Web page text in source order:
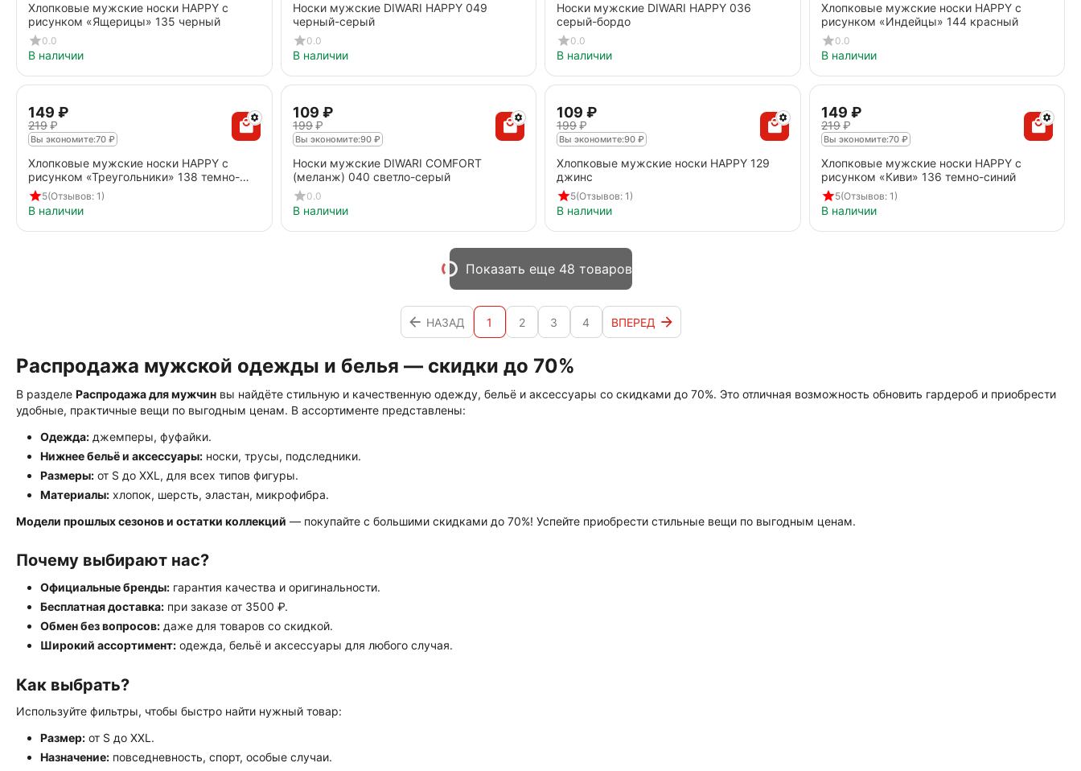
Хлопковые мужские носки HAPPY с
рисунком «Ящерицы» 135 черный
0.0
В наличии
Носки мужские DIWARI HAPPY 049
черный-серый
0.0
В наличии
Носки мужские DIWARI HAPPY 036
серый-бордо
0.0
В наличии
Хлопковые мужские носки HAPPY с
рисунком «Индейцы» 144 красный
0.0
В наличии
‍149‍ ₽
‍219‍₽
Вы экономите:70 ₽
Хлопковые мужские носки HAPPY с
рисунком «Треугольники» 138 темно-
синий
5(Отзывов: 1)
В наличии
‍109‍ ₽
‍199‍ ₽
Вы экономите:90₽
Носки мужские DIWARI COMFORT
(меланж) 040 светло-серый
0.0
В наличии
‍109‍ ₽
‍199‍₽
Вы экономите:90 ₽
Хлопковые мужские носки HAPPY 129
джинс
5(Отзывов: 1)
В наличии
‍149‍ ₽
‍219‍ ₽
Вы экономите:70₽
Хлопковые мужские носки HAPPY с
рисунком «Киви» 136 темно-синий
5(Отзывов: 1)
В наличии
Показать еще 48 товаров
НАЗАД 1 2 3 4 ВПЕРЕД
Распродажа мужской одежды и белья — скидки до 70%
В разделе Распродажа для мужчин вы найдёте стильную и качественную одежду, бельё и аксессуары со скидками до 70%. Это отличная возможность обновить гардероб и приобрести
удобные, практичные вещи по выгодным ценам. В ассортименте представлены:
Одежда: джемперы, фуфайки.
Нижнее бельё и аксессуары: носки, трусы, подследники.
Размеры: от S до XXL, для всех типов фигуры.
Материалы: хлопок, шерсть, эластан, микрофибра.
Модели прошлых сезонов и остатки коллекций — покупайте с большими скидками до 70%! Успейте приобрести стильные вещи по выгодным ценам.
Почему выбирают нас?
Официальные бренды: гарантия качества и оригинальности.
Бесплатная доставка: при заказе от 3500 ₽.
Обмен без вопросов: даже для товаров со скидкой.
Широкий ассортимент: одежда, бельё и аксессуары для любого случая.
Как выбрать?
Используйте фильтры, чтобы быстро найти нужный товар:
Размер: от S до XXL.
Назначение: повседневность, спорт, особые случаи.